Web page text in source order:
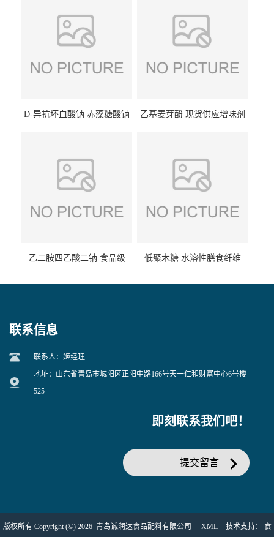
D-异抗坏血酸钠 赤藻糖酸钠
乙基麦芽酚 现货供应增味剂
乙二胺四乙酸二钠 食品级
低聚木糖 水溶性膳食纤维
联系信息
联系人：姬经理
地址：山东省青岛市城阳区正阳中路166号天一仁和财富中心6号楼
525
即刻联系我们吧！
提交留言
版权所有 Copyright (©) 2026 青岛诚润达食品配料有限公司 XML 技术支持： 食